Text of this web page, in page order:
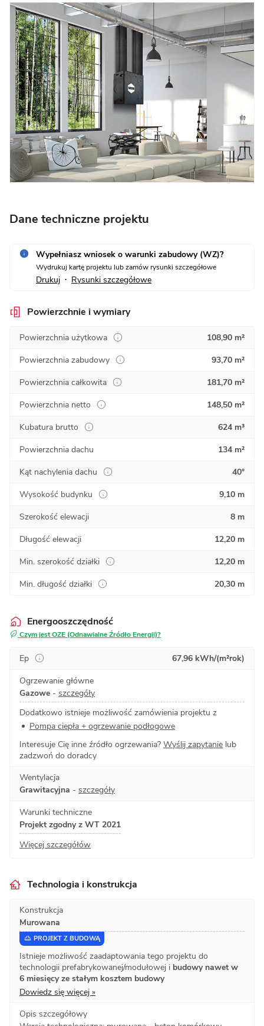
Dane techniczne projektu
Wypełniasz wniosek o warunki zabudowy (WZ)?
Wydrukuj kartę projektu lub zamów rysunki szczegółowe
Drukuj • Rysunki szczegółowe
Powierzchnie i wymiary
Powierzchnia użytkowa
108,90 m²
Powierzchnia zabudowy
93,70 m²
Powierzchnia całkowita
181,70 m²
Powierzchnia netto
148,50 m²
Kubatura brutto
624 m³
Powierzchnia dachu
134 m²
Kąt nachylenia dachu
40°
Wysokość budynku
9,10 m
Szerokość elewacji
8 m
Długość elewacji
12,20 m
Min. szerokość działki
12,20 m
Min. długość działki
20,30 m
Energooszczędność
Czym jest OZE (Odnawialne Źródło Energii)?
Ep
67,96 kWh/(m²rok)
Ogrzewanie główne
Gazowe - szczegóły
Dodatkowo istnieje możliwość zamówienia projektu z
Pompa ciepła + ogrzewanie podłogowe
Interesuje Cię inne źródło ogrzewania? Wyślij zapytanie lub
zadzwoń do doradcy
Wentylacja
Grawitacyjna - szczegóły
Warunki techniczne
Projekt zgodny z WT 2021
Więcej szczegółów
Technologia i konstrukcja
Konstrukcja
Murowana
PROJEKT Z BUDOWĄ
Istnieje możliwość zaadaptowania tego projektu do
technologii prefabrykowanej/modułowej i budowy nawet w
6 miesięcy ze stałym kosztem budowy
Dowiedz się więcej »
Opis szczegółowy